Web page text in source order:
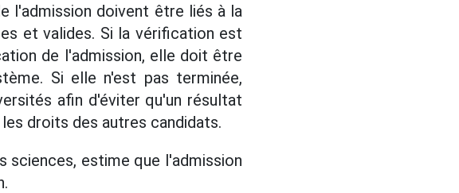
l'admission doivent être liés à la
et valides. Si la vérification est
de l'admission, elle doit être
Si elle n'est pas terminée,
afin d'éviter qu'un résultat
droits des autres candidats.
sciences, estime que l'admission